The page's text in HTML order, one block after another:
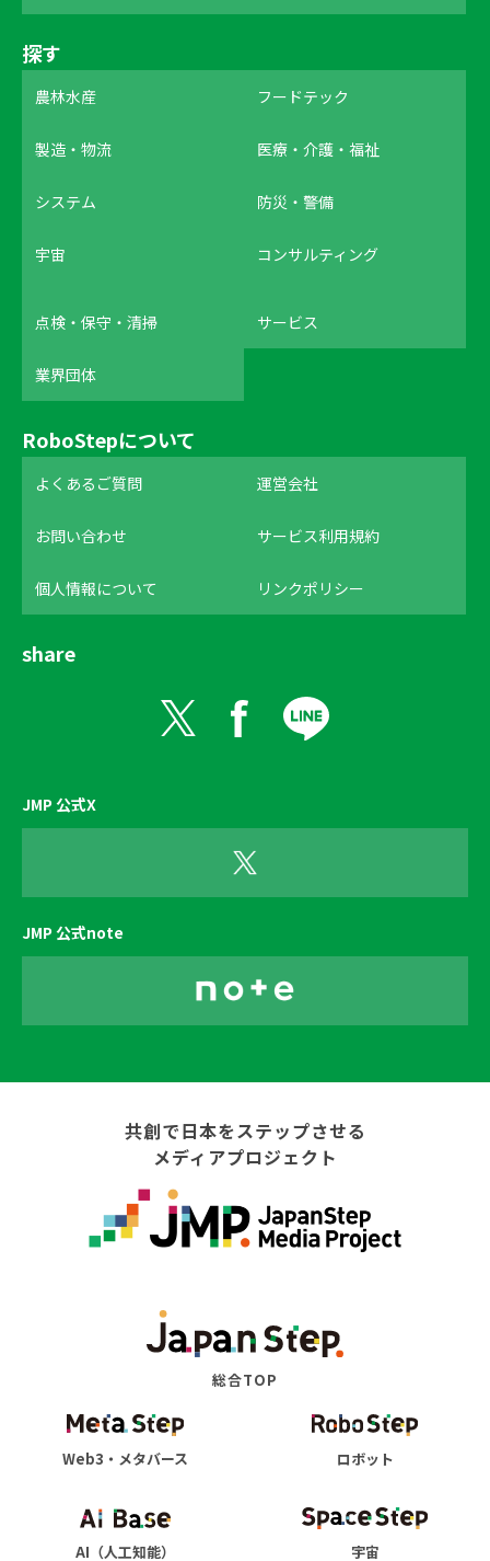
探す
農林水産 フードテック
製造・物流 医療・介護・福祉
システム 防災・警備
宇宙 コンサルティング
点検・保守・清掃 サービス
業界団体
RoboStepについて
よくあるご質問 運営会社
お問い合わせ サービス利用規約
個人情報について リンクポリシー
share
JMP 公式X
JMP 公式note
共創で日本をステップさせる
メディアプロジェクト
総合TOP
Web3・メタバース ロボット
AI（人工知能） 宇宙